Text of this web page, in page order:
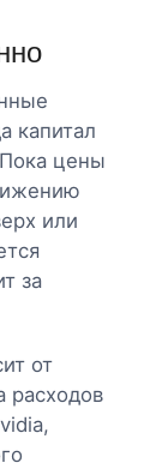
капитал
цены
или
за
от
расходов